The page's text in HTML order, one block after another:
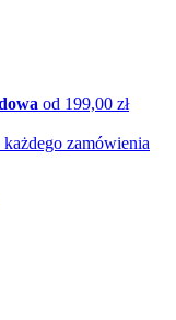
od 199,00 zł
każdego zamówienia